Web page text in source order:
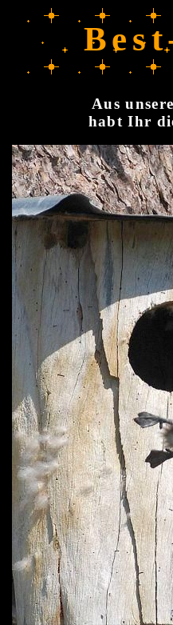
Aus
habt Ihr